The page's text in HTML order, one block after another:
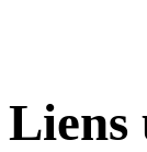
Liens